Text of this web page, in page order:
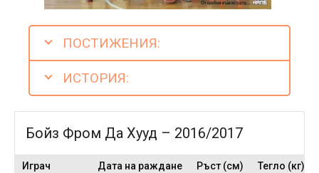
ПОСТИЖЕНИЯ:
ИСТОРИЯ:
Бойз Фром Да Хууд – 2016/2017
Играч Дата на раждане Ръст (см) Тегло (кг)